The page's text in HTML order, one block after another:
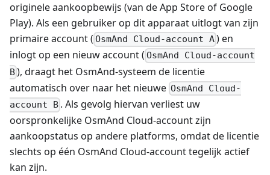
originele aankoopbewijs (van de App Store of Google
Play). Als een gebruiker op dit apparaat uitlogt van zijn
primaire account ( OsmAnd Cloud-account A) en
inlogt op een nieuw account ( OsmAnd Cloud-account
B), draagt het OsmAnd-systeem de licentie
automatisch over naar het nieuwe OsmAnd Cloud-
account B . Als gevolg hiervan verliest uw
oorspronkelijke OsmAnd Cloud-account zijn
aankoopstatus op andere platforms, omdat de licentie
slechts op één OsmAnd Cloud-account tegelijk actief
kan zijn.